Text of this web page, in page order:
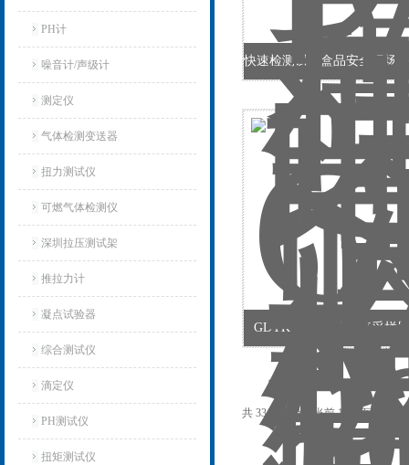
PH计
噪音计/声级计
测定仪
气体检测变送器
扭力测试仪
可燃气体检测仪
深圳拉压测试架
推拉力计
凝点试验器
综合测试仪
滴定仪
PH测试仪
扭矩测试仪
GDYK-50数字式大气采样
共 33 条记录，当前 1 / 3 页 首页